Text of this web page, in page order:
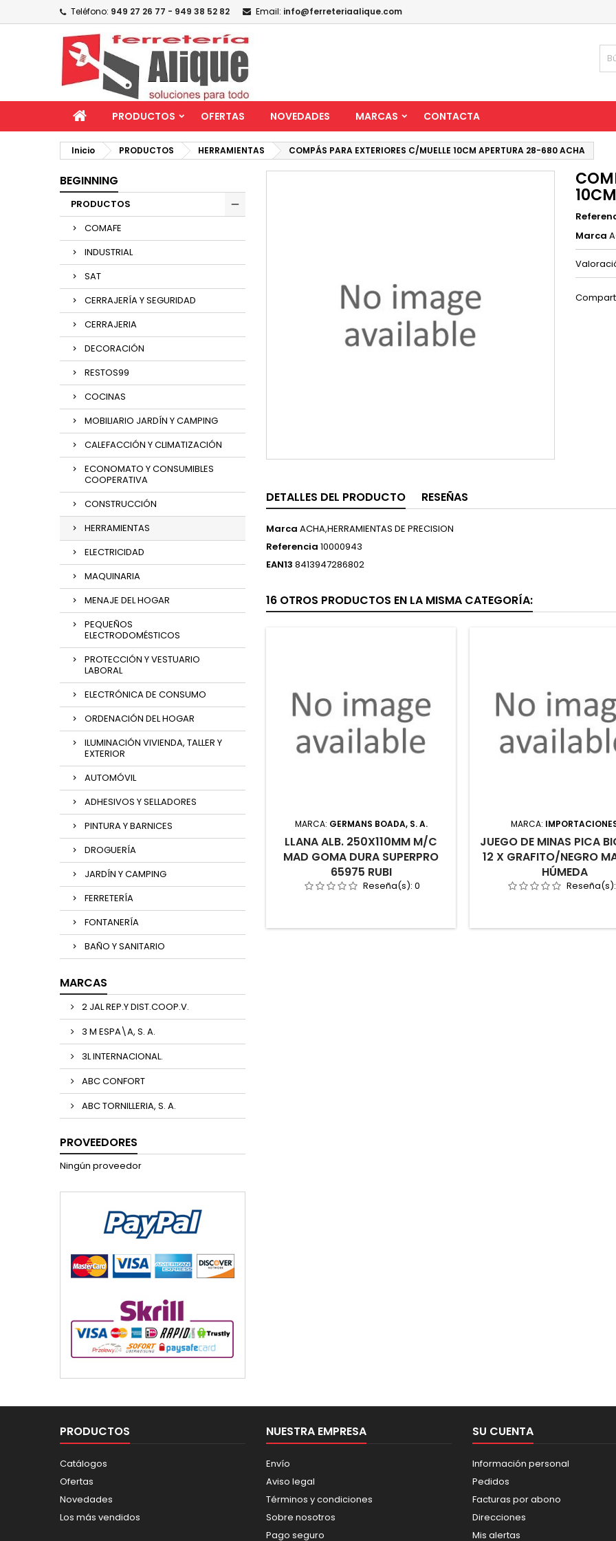
Teléfono: 949 27 26 77 - 949 38 52 82 Email: info@ferreteriaalique.com
PRODUCTOS OFERTAS NOVEDADES MARCAS CONTACTA
Inicio PRODUCTOS HERRAMIENTAS COMPÁS PARA EXTERIORES C/MUELLE 10CM APERTURA 28-680 ACHA
BEGINNING
PRODUCTOS
COMAFE
INDUSTRIAL
SAT
CERRAJERÍA Y SEGURIDAD
CERRAJERIA
DECORACIÓN
RESTOS99
COCINAS
MOBILIARIO JARDÍN Y CAMPING
CALEFACCIÓN Y CLIMATIZACIÓN
ECONOMATO Y CONSUMIBLES
COOPERATIVA
CONSTRUCCIÓN
HERRAMIENTAS
ELECTRICIDAD
MAQUINARIA
MENAJE DEL HOGAR
PEQUEÑOS
ELECTRODOMÉSTICOS
PROTECCIÓN Y VESTUARIO
LABORAL
ELECTRÓNICA DE CONSUMO
ORDENACIÓN DEL HOGAR
ILUMINACIÓN VIVIENDA, TALLER Y
EXTERIOR
AUTOMÓVIL
ADHESIVOS Y SELLADORES
PINTURA Y BARNICES
DROGUERÍA
JARDÍN Y CAMPING
FERRETERÍA
FONTANERÍA
BAÑO Y SANITARIO
MARCAS
2 JAL REP.Y DIST.COOP.V.
3 M ESPA\A, S. A.
3L INTERNACIONAL.
ABC CONFORT
ABC TORNILLERIA, S. A.
PROVEEDORES
Ningún proveedor
Marca
DETALLES DEL PRODUCTO RESEÑAS
Marca ACHA,HERRAMIENTAS DE PRECISION
Referencia 10000943
EAN13 8413947286802
16 OTROS PRODUCTOS EN LA MISMA CATEGORÍA:
MARCA: GERMANS BOADA, S. A.
LLANA ALB. 250X110MM M/C
MAD GOMA DURA SUPERPRO
65975 RUBI
Reseña(s): 0
MARCA:
JUEGO DE MINAS PICA
12 X GRAFITO/NEGRO
HÚMEDA
PRODUCTOS
Catálogos
Ofertas
Novedades
Los más vendidos
NUESTRA EMPRESA
Envío
Aviso legal
Términos y condiciones
Sobre nosotros
Pago seguro
SU CUENTA
Información personal
Pedidos
Facturas por abono
Direcciones
Mis alertas